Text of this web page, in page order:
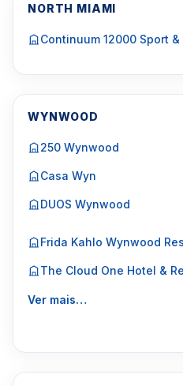
NORTH MIAMI
Continuum 12000 Sport
WYNWOOD
250 Wynwood
Casa Wyn
DUOS Wynwood
Frida Kahlo Wynwood
The Cloud One Hotel &
Ver mais…